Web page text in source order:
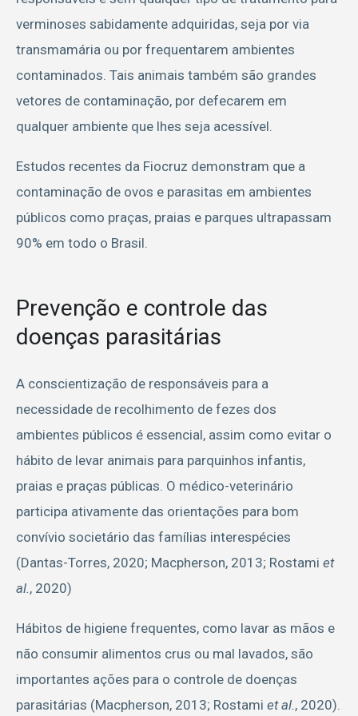
verminoses sabidamente adquiridas, seja por via
transmamária ou por frequentarem ambientes
contaminados. Tais animais também são grandes
vetores de contaminação, por defecarem em
qualquer ambiente que lhes seja acessível.
Estudos recentes da Fiocruz demonstram que a
contaminação de ovos e parasitas em ambientes
públicos como praças, praias e parques ultrapassam
90% em todo o Brasil.
Prevenção e controle das
doenças parasitárias
A conscientização de responsáveis para a
necessidade de recolhimento de fezes dos
ambientes públicos é essencial, assim como evitar o
hábito de levar animais para parquinhos infantis,
praias e praças públicas. O médico-veterinário
participa ativamente das orientações para bom
convívio societário das famílias interespécies
(Dantas-Torres, 2020; Macpherson, 2013; Rostami et
al., 2020)
Hábitos de higiene frequentes, como lavar as mãos e
não consumir alimentos crus ou mal lavados, são
importantes ações para o controle de doenças
parasitárias (Macpherson, 2013; Rostami et al., 2020).